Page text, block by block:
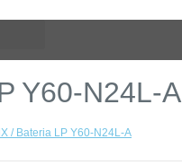
Y60-N24L-A
/ Bateria LP Y60-N24L-A